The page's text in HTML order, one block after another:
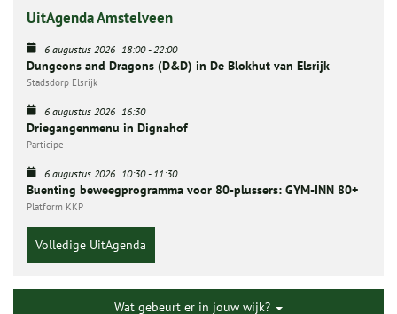
UitAgenda Amstelveen
6 augustus 2026 18:00-22:00
Dungeons and Dragons (D&D) in De Blokhut van Elsrijk
Stadsdorp Elsrijk
6 augustus 2026 16:30
Driegangenmenu in Dignahof
Participe
6 augustus 2026 10:30-11:30
Buenting beweegprogramma voor 80-plussers: GYM-INN 80+
Platform KKP
Volledige UitAgenda
Wat gebeurt er in jouw wijk?